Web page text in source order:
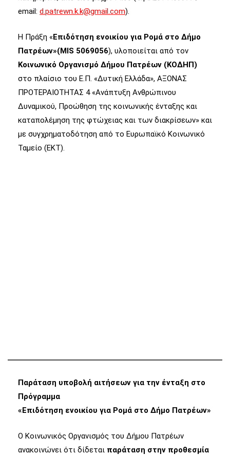
email: d.patrewn.k.k@gmail.com).
Η Πράξη «Επιδότηση ενοικίου για Ρομά στο Δήμο
Πατρέων»(MIS 5069056), υλοποιείται από τον
Κοινωνικό Οργανισμό Δήμου Πατρέων (ΚΟΔΗΠ)
στο πλαίσιο του Ε.Π. «Δυτική Ελλάδα», ΑΞΟΝΑΣ
ΠΡΟΤΕΡΑΙΟΤΗΤΑΣ 4 «Ανάπτυξη Ανθρώπινου
Δυναμικού, Προώθηση της κοινωνικής ένταξης και
καταπολέμηση της φτώχειας και των διακρίσεων» και
με συγχρηματοδότηση από το Ευρωπαϊκό Κοινωνικό
Ταμείο (ΕΚΤ).
Παράταση υποβολή αιτήσεων για την ένταξη στο
Πρόγραμμα
«Επιδότηση ενοικίου για Ρομά στο Δήμο Πατρέων»
Ο Κοινωνικός Οργανισμός του Δήμου Πατρέων
ανακοινώνει ότι δίδεται παράταση στην προθεσμία